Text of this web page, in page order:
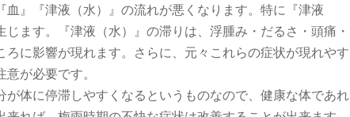
』『津液（水）』の流れが悪くなります。特に『津液
じます。『津液（水）』の滞りは、浮腫み・だるさ・頭痛・
に影響が現れます。さらに、元々これらの症状が現れやす
が必要です。
体に停滞しやすくなるというものなので、健康な体であれ